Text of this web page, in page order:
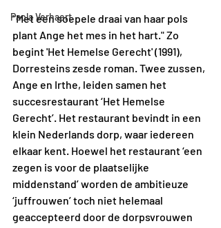
Paola Verhaert
"Met een soepele draai van haar pols
plant Ange het mes in het hart." Zo
begint 'Het Hemelse Gerecht' (1991),
Dorresteins zesde roman. Twee zussen,
Ange en Irthe, leiden samen het
succesrestaurant ‘Het Hemelse
Gerecht’. Het restaurant bevindt in een
klein Nederlands dorp, waar iedereen
elkaar kent. Hoewel het restaurant ‘een
zegen is voor de plaatselijke
middenstand’ worden de ambitieuze
‘juffrouwen’ toch niet helemaal
geaccepteerd door de dorpsvrouwen